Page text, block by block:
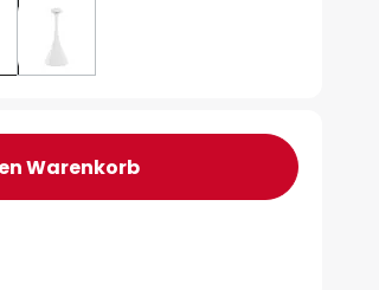
Warenkorb